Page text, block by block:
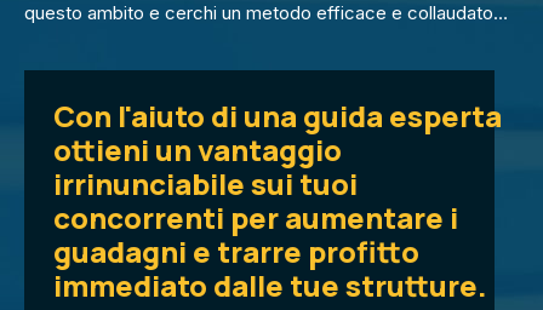
questo ambito e cerchi un metodo efficace e collaudato…
Con l'aiuto di una guida esperta
ottieni un vantaggio
irrinunciabile sui tuoi
concorrenti per aumentare i
guadagni e trarre profitto
immediato dalle tue strutture.